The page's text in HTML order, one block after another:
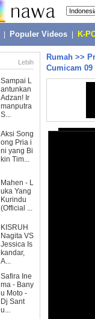
Populer Videos K-
Lebih
Sampai L
antunkan
Adzan! Ir
manputra
S...
Aksi Song
ong Pria i
ni yang Bi
kin Tim...
Mahen - L
uka Yang
Kurindu
(Official ...
KISRUH
Nagita VS
Jessica Is
kandar,
A...
Safira Ine
ma - Bany
u Moto -
Dj Sant
u...
Rumah >>
Cumicam 09